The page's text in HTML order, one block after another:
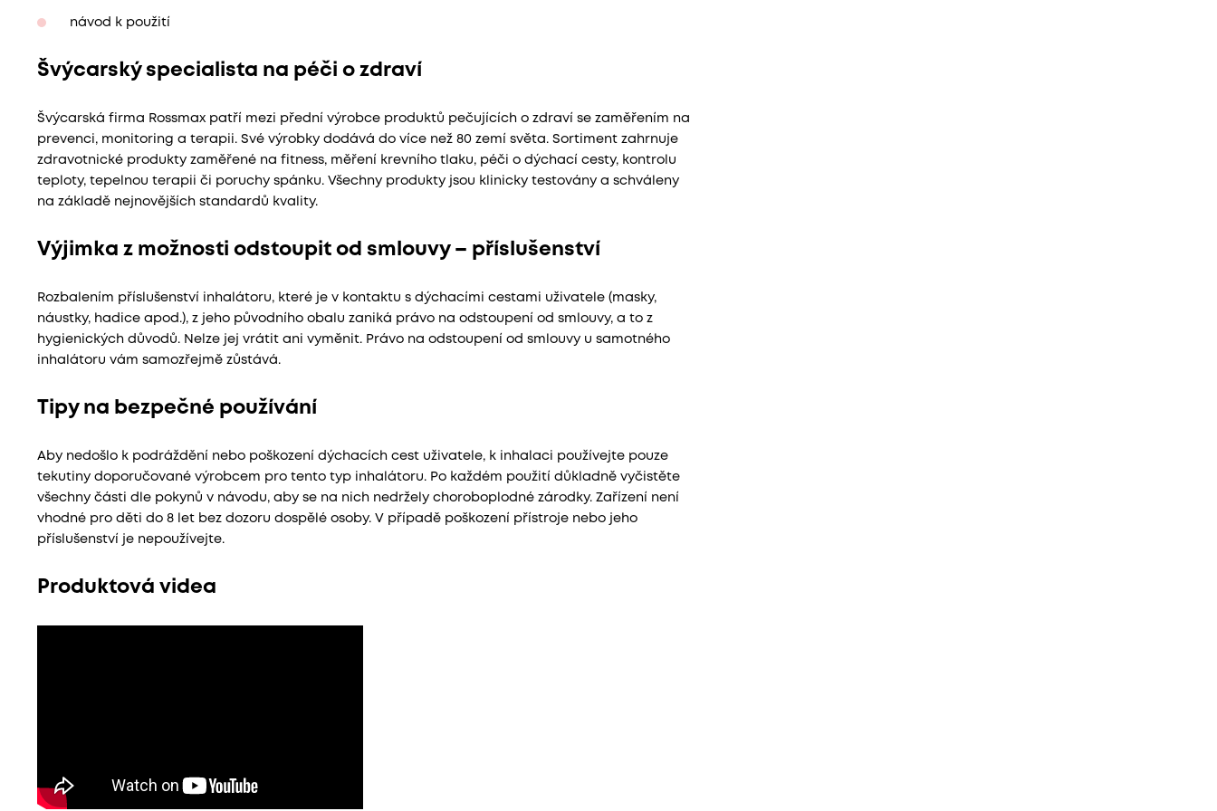
návod k použití
Švýcarský specialista na péči o zdraví
Švýcarská firma Rossmax patří mezi přední výrobce produktů pečujících o zdraví se zaměřením na
prevenci, monitoring a terapii. Své výrobky dodává do více než 80 zemí světa. Sortiment zahrnuje
zdravotnické produkty zaměřené na fitness, měření krevního tlaku, péči o dýchací cesty, kontrolu
teploty, tepelnou terapii či poruchy spánku. Všechny produkty jsou klinicky testovány a schváleny
na základě nejnovějších standardů kvality.
Výjimka z možnosti odstoupit od smlouvy – příslušenství
Rozbalením příslušenství inhalátoru, které je v kontaktu s dýchacími cestami uživatele (masky,
náustky, hadice apod.), z jeho původního obalu zaniká právo na odstoupení od smlouvy, a to z
hygienických důvodů. Nelze jej vrátit ani vyměnit. Právo na odstoupení od smlouvy u samotného
inhalátoru vám samozřejmě zůstává.
Tipy na bezpečné používání
Aby nedošlo k podráždění nebo poškození dýchacích cest uživatele, k inhalaci používejte pouze
tekutiny doporučované výrobcem pro tento typ inhalátoru. Po každém použití důkladně vyčistěte
všechny části dle pokynů v návodu, aby se na nich nedržely choroboplodné zárodky. Zařízení není
vhodné pro děti do 8 let bez dozoru dospělé osoby. V případě poškození přístroje nebo jeho
příslušenství je nepoužívejte.
Produktová videa